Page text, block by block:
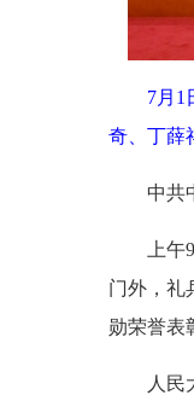
7月1
奇、丁薛
中共
上
门外，礼
勋荣誉表
人